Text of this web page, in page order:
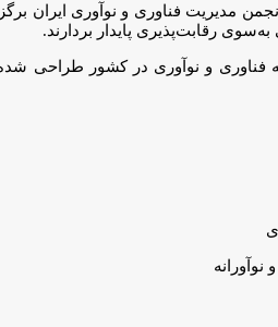
مدیریت فناوری و نوآوری ایران
رقابت‌پذیری پایدار بردارند.
نوآورانه